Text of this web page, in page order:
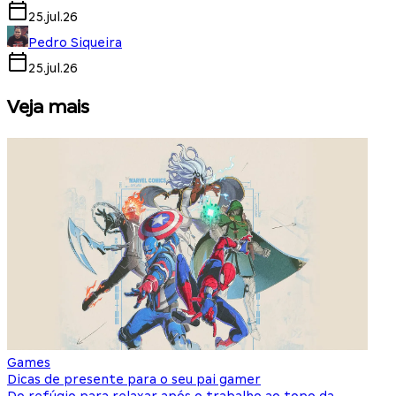
25.jul.26
Pedro Siqueira
25.jul.26
Veja mais
Games
Dicas de presente para o seu pai gamer